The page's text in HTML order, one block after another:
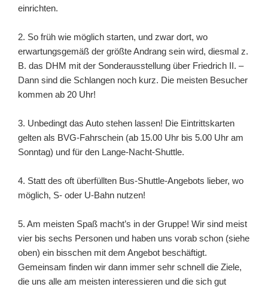
einrichten.
2. So früh wie möglich starten, und zwar dort, wo
erwartungsgemäß der größte Andrang sein wird, diesmal z.
B. das DHM mit der Sonderausstellung über Friedrich II. –
Dann sind die Schlangen noch kurz. Die meisten Besucher
kommen ab 20 Uhr!
3. Unbedingt das Auto stehen lassen! Die Eintrittskarten
gelten als BVG-Fahrschein (ab 15.00 Uhr bis 5.00 Uhr am
Sonntag) und für den Lange-Nacht-Shuttle.
4. Statt des oft überfüllten Bus-Shuttle-Angebots lieber, wo
möglich, S- oder U-Bahn nutzen!
5. Am meisten Spaß macht’s in der Gruppe! Wir sind meist
vier bis sechs Personen und haben uns vorab schon (siehe
oben) ein bisschen mit dem Angebot beschäftigt.
Gemeinsam finden wir dann immer sehr schnell die Ziele,
die uns alle am meisten interessieren und die sich gut